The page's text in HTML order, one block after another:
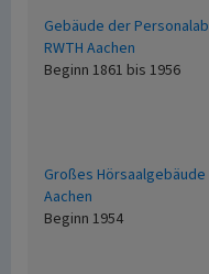
Gebäude der
RWTH Aachen
Beginn 1861 bis 1956
Großes Hörsaalgebäude
Aachen
Beginn 1954